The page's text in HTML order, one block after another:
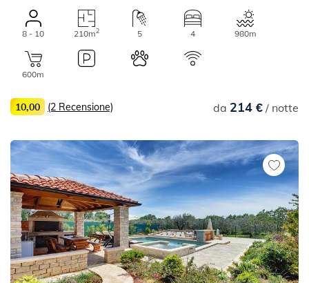
8 - 10 210m2 5 4 980m
600m
da 214 €/ notte
10,00 (2 Recensione)